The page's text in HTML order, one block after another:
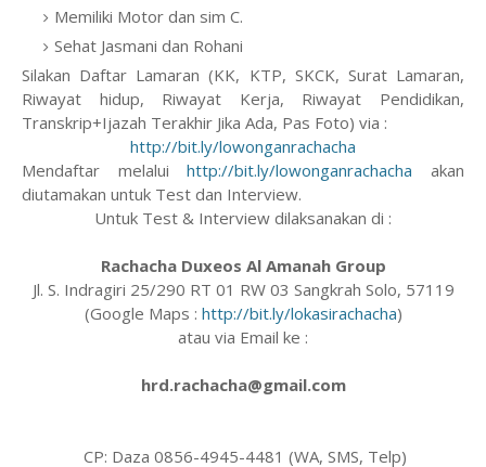
Memiliki Motor dan sim C.
Sehat Jasmani dan Rohani
Silakan Daftar Lamaran (KK, KTP, SKCK, Surat Lamaran,
Riwayat hidup, Riwayat Kerja, Riwayat Pendidikan,
Transkrip+Ijazah Terakhir Jika Ada, Pas Foto) via :
http://bit.ly/lowonganrachacha
Mendaftar melaluihttp://bit.ly/lowonganrachacha akan
diutamakan untuk Test dan Interview.
Untuk Test & Interview dilaksanakan di :
Rachacha Duxeos Al Amanah Group
Jl. S. Indragiri 25/290 RT 01 RW 03 Sangkrah Solo, 57119
(Google Maps : http://bit.ly/lokasirachacha)
atau via Email ke :
hrd.rachacha@gmail.com
CP: Daza 0856-4945-4481 (WA, SMS, Telp)